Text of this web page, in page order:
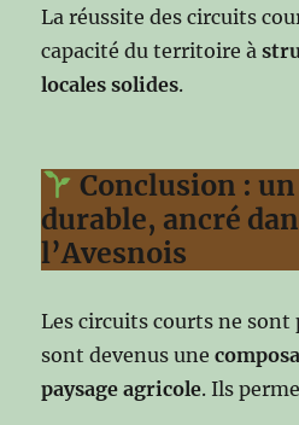
La réussite des circuits
capacité du territoire à
localessolides.
Conclusion :
durable, ancré
l’Avesnois
Les circuits courts ne sont
sont devenus une
paysage agricole. Ils